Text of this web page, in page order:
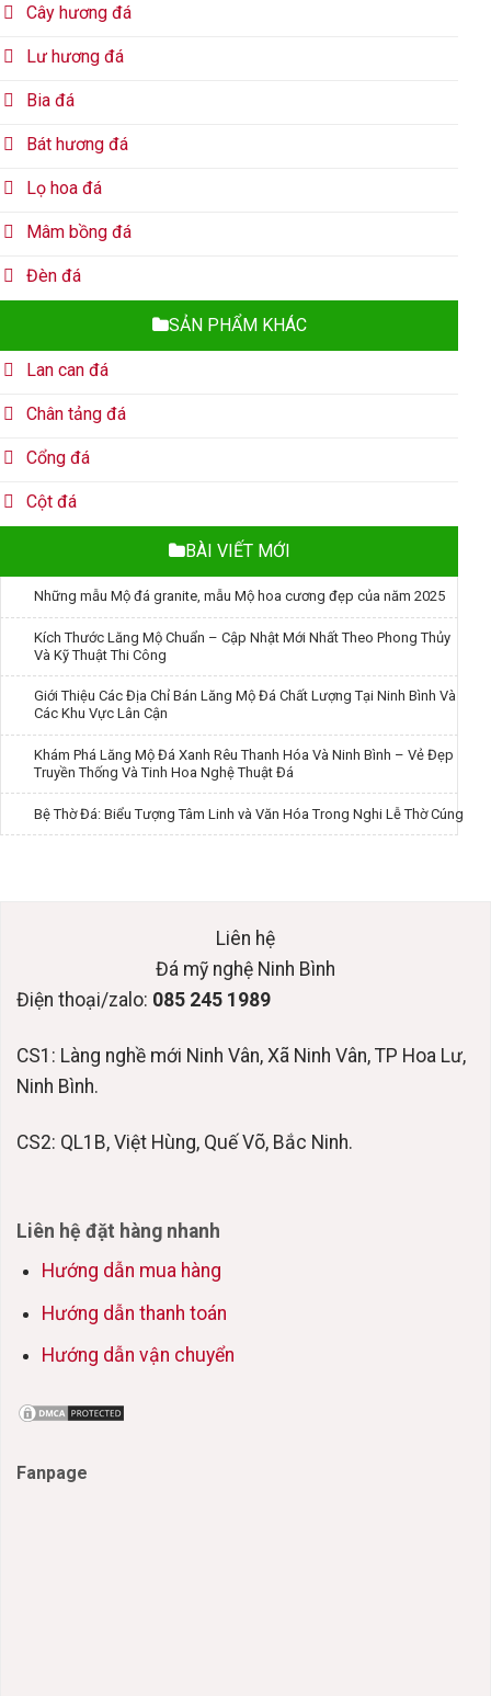
Cây hương đá
Lư hương đá
Bia đá
Bát hương đá
Lọ hoa đá
Mâm bồng đá
Đèn đá
SẢN PHẨM KHÁC
Lan can đá
Chân tảng đá
Cổng đá
Cột đá
BÀI VIẾT MỚI
Những mẫu Mộ đá granite, mẫu Mộ hoa cương đẹp của năm 2025
Kích Thước Lăng Mộ Chuẩn – Cập Nhật Mới Nhất Theo Phong Thủy
Và Kỹ Thuật Thi Công
Giới Thiệu Các Địa Chỉ Bán Lăng Mộ Đá Chất Lượng Tại Ninh Bình Và
Các Khu Vực Lân Cận
Khám Phá Lăng Mộ Đá Xanh Rêu Thanh Hóa Và Ninh Bình – Vẻ Đẹp
Truyền Thống Và Tinh Hoa Nghệ Thuật Đá
Bệ Thờ Đá: Biểu Tượng Tâm Linh và Văn Hóa Trong Nghi Lễ Thờ Cúng
Liên hệ
Đá mỹ nghệ Ninh Bình
Điện thoại/zalo: 085 245 1989
CS1: Làng nghề mới Ninh Vân, Xã Ninh Vân, TP Hoa Lư,
Ninh Bình.
CS2: QL1B, Việt Hùng, Quế Võ, Bắc Ninh.
Liên hệ đặt hàng nhanh
Hướng dẫn mua hàng
Hướng dẫn thanh toán
Hướng dẫn vận chuyển
Fanpage